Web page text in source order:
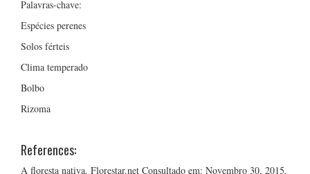
Palavras-chave:
Espécies perenes
Solos férteis
Clima temperado
Bolbo
Rizoma
References:
A floresta nativa. Florestar.net Consultado em: Novembro 30, 2015,